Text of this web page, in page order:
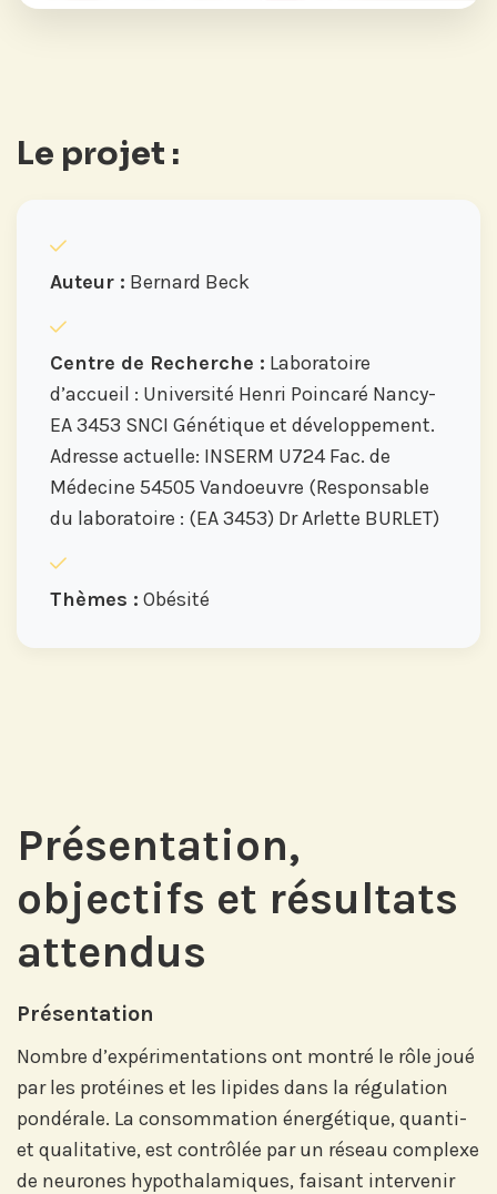
Le projet :
Auteur : Bernard Beck
Centre de Recherche : Laboratoire
d’accueil : Université Henri Poincaré Nancy-
EA 3453 SNCI Génétique et développement.
Adresse actuelle: INSERM U724 Fac. de
Médecine 54505 Vandoeuvre (Responsable
du laboratoire : (EA 3453) Dr Arlette BURLET)
Thèmes : Obésité
Présentation,
objectifs et résultats
attendus
Présentation
Nombre d’expérimentations ont montré le rôle joué
par les protéines et les lipides dans la régulation
pondérale. La consommation énergétique, quanti-
et qualitative, est contrôlée par un réseau complexe
de neurones hypothalamiques, faisant intervenir